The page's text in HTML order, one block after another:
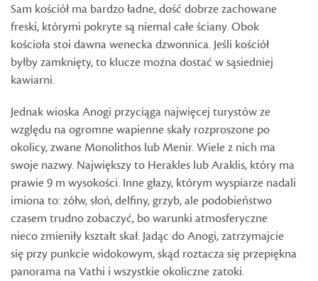
Sam kościół ma bardzo ładne, dość dobrze zachowane
freski, którymi pokryte są niemal całe ściany. Obok
kościoła stoi dawna wenecka dzwonnica. Jeśli kościół
byłby zamknięty, to klucze można dostać w sąsiedniej
kawiarni.
Jednak wioska Anogi przyciąga najwięcej turystów ze
względu na ogromne wapienne skały rozproszone po
okolicy, zwane Monolithos lub Menir. Wiele z nich ma
swoje nazwy. Największy to Herakles lub Araklis, który ma
prawie 9 m wysokości. Inne głazy, którym wyspiarze nadali
imiona to: żółw, słoń, delfiny, grzyb, ale podobieństwo
czasem trudno zobaczyć, bo warunki atmosferyczne
nieco zmieniły kształt skał. Jadąc do Anogi, zatrzymajcie
się przy punkcie widokowym, skąd roztacza się przepiękna
panorama na Vathi i wszystkie okoliczne zatoki.